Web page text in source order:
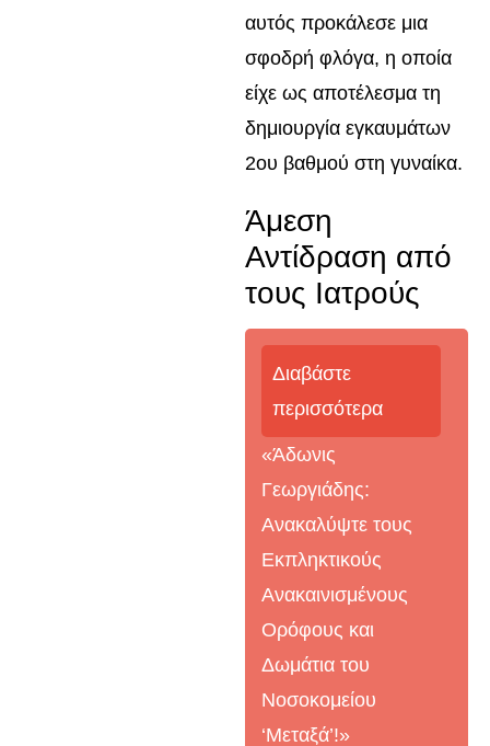
αυτός προκάλεσε μια
σφοδρή φλόγα, η οποία
είχε ως αποτέλεσμα τη
δημιουργία εγκαυμάτων
2ου βαθμού στη γυναίκα.
Άμεση
Αντίδραση από
τους Ιατρούς
Διαβάστε
περισσότερα
«Άδωνις
Γεωργιάδης:
Ανακαλύψτε τους
Εκπληκτικούς
Ανακαινισμένους
Ορόφους και
Δωμάτια του
Νοσοκομείου
‘Μεταξά’!»